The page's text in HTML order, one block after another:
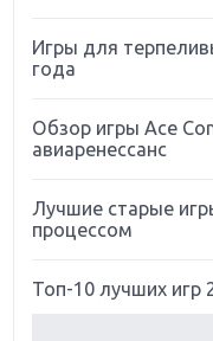
Игры для
года
Обзор игры Ace
авиаренессанс
Лучшие старые
процессом
Топ-10 лучших игр